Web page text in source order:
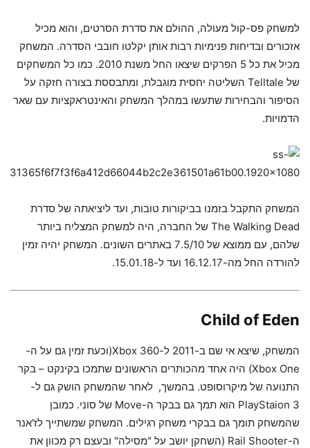
למשחק פס-קול מעולה, ההולם את סדרת הסרטים, והוא מכיל
אזכורים ובדיחות פנימיות רבות אותן יקלטו חובבי הסדרה. המשחק
מכיל את כל 5 הפרקים שיצאו החל משנת 2010. כמו כל המשחקים
של Telltale השליטה יחסית מוגבלת, ומתבססת בצורה חזקה על
הסיפור והבחירות שתעשו במהלך המשחק והאינטראקציות עם שאר
הדמויות.
המשחק התקבל בזמנו בביקורות טובות, ועד ליציאתה של סדרת
The Walking Dead של החברה, היה למשחק המצליח ביותר
שלהם, עם ממוצא של 7.5/10 באתרים השונים. המשחק יהיה זמין
להורדה החל מה-16.12.17 ועד ל-15.01.18.
Child of Eden
המשחק, שיצא אי שם ב-2011 ל-Xbox 360(וכעת זמין גם על ה-
Xbox One) היה אחד מהכותרים הראשונים שתמכו בקינקט – בקר
התנועה של מיקרוסופט. בהמשך, לאחר שהמשחק הושק גם ל-
PlayStaion 3 הוא תמך גם בבקר ה-Move של סוני. כמובן
שהמשחק תומך גם בבקרי משחק רגילים. המשחק שמשתייך לז'אנר
ה-Rail Shooter (השחקן יושב על "מסילה" ובעצם רק מכוון את